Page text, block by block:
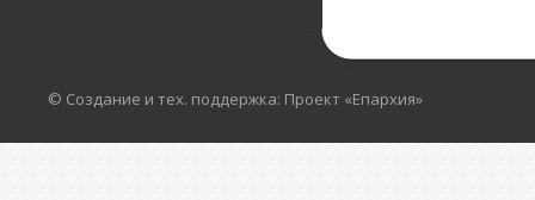
© Создание и тех. поддержка: Проект «Епархия»